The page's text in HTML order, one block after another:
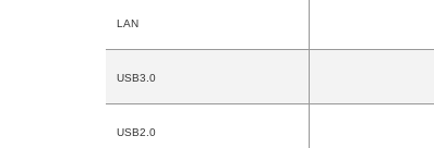
LAN
USB3.0
USB2.0